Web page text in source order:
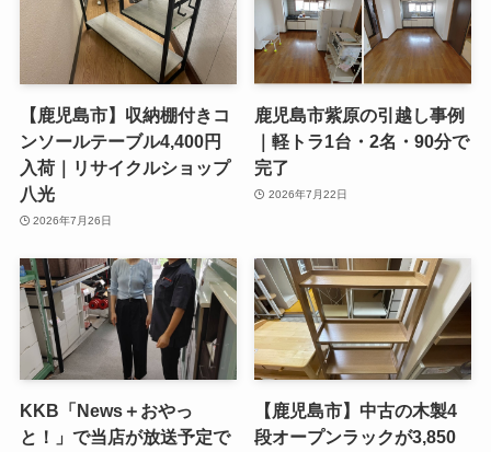
【鹿児島市】収納棚付きコ
ンソールテーブル4,400円
入荷｜リサイクルショップ
八光
2026年7月26日
鹿児島市紫原の引越し事例
｜軽トラ1台・2名・90分で
完了
2026年7月22日
KKB「News＋おやっ
と！」で当店が放送予定で
【鹿児島市】中古の木製4
段オープンラックが3,850